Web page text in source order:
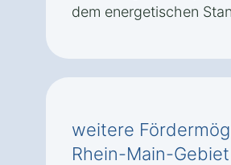
dem energetischen
weitere
Rhein-Main-Gebiet‎